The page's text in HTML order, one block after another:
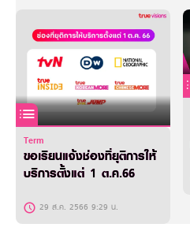
Term
ขอเรียนแจ้งช่องที่ยุติการให้
บริการตั้งแต่ 1 ต.ค.66
29 ส.ค. 2566 9:29 น.